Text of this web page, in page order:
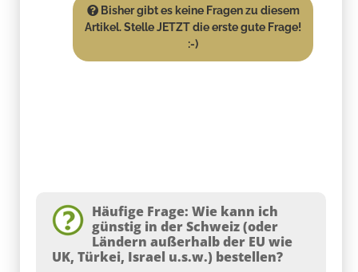
Bisher gibt es keine Fragen zu diesem
Artikel. Stelle JETZT die erste gute Frage!
:-)
Häufige Frage: Wie kann ich
günstig in der Schweiz (oder
Ländern außerhalb der EU wie
UK, Türkei, Israel u.s.w.) bestellen?